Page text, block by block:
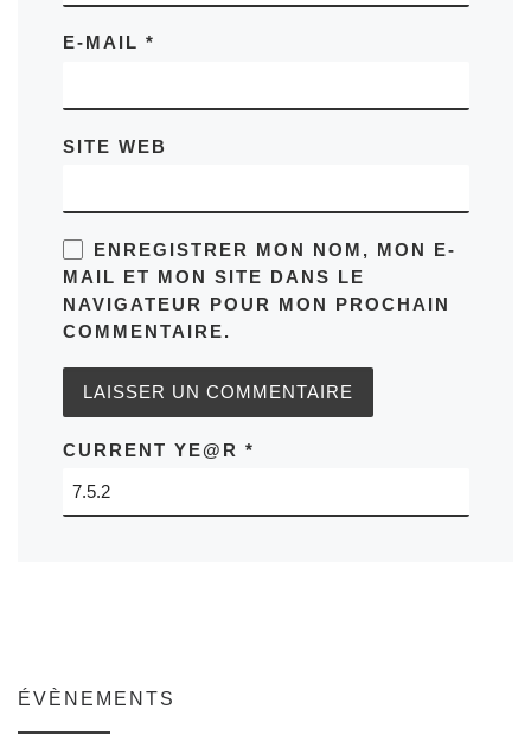
E-MAIL *
SITE WEB
ENREGISTRER MON NOM, MON E-
MAIL ET MON SITE DANS LE
NAVIGATEUR POUR MON PROCHAIN
COMMENTAIRE.
CURRENT YE@R *
ÉVÈNEMENTS